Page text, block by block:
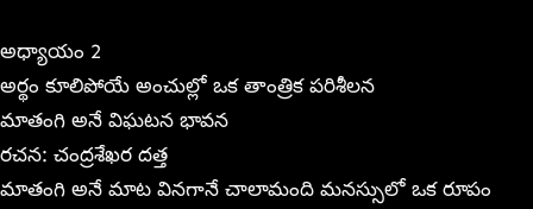
అధ్యాయం 2
అర్థం కూలిపోయే అంచుల్లో ఒక తాంత్రిక పరిశీలన
మాతంగి అనే విఘటన భావన
రచన: చంద్రశేఖర దత్త
మాతంగి అనే మాట వినగానే చాలామంది మనస్సులో ఒక రూపం